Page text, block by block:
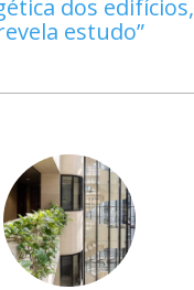
dos edifícios,
estudo